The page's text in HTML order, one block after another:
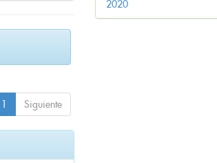
1 Siguiente
2020